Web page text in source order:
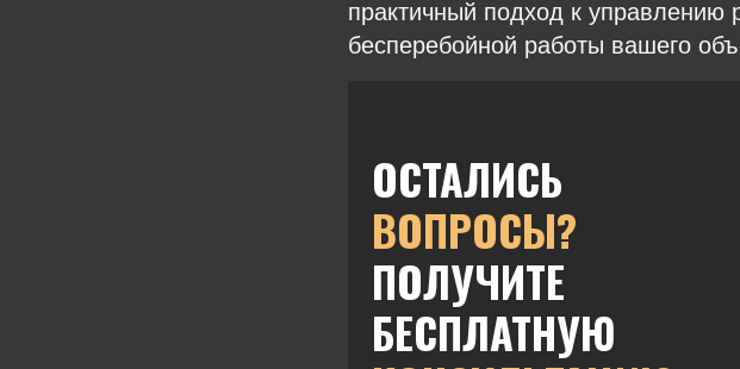
практичный подход к управлению
бесперебойной работы вашего
ОСТАЛИСЬ
ВОПРОСЫ?
ПОЛУЧИТЕ
БЕСПЛАТНУЮ